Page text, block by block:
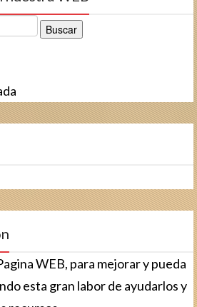
WEB, para mejorar y pueda
esta gran labor de ayudarlos y